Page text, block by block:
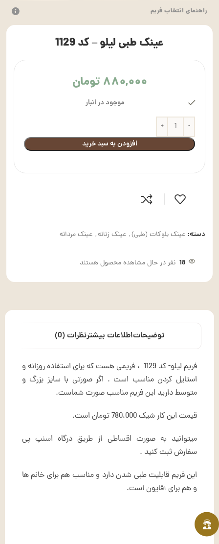
راهنمای انتخاب فریم
عینک طبی لیلو – کد 1129
۸۸۰,۰۰۰ تومان
موجود در انبار
افزودن به سبد خرید
دسته: عینک بلوکات (طبی), عینک زنانه, عینک مردانه
18 نفر در حال مشاهده محصول هستند
توضیحاتاطلاعات بیشترنظرات (0)
فریم لیلو- کد 1129 ، فریمی هست که برای استفاده روزانه و
استایل کردن مناسب است . اگر صورتی با سایز بزرگ و
متوسط دارید این فریم مناسب صورت شماست.
قیمت این کار شیک 780،000 تومان است.
میتوانید به صورت اقساطی از طریق درگاه اسنپ پی
سفارش ثبت کنید .
این فریم قابلیت طبی شدن دارد و مناسب هم برای خانم ها
و هم برای آقایون است.